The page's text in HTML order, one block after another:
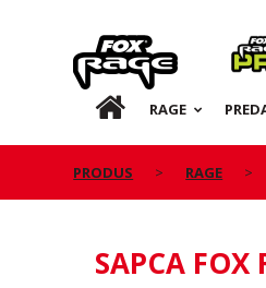
Rage
RO RAGE
PRODUS RAGE
SAPCA FOX